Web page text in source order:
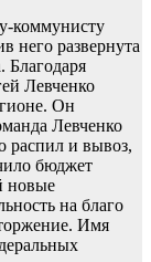
коммунисту
него развернута
Благодаря
Левченко
Он
Левченко
распил и вывоз,
бюджет
новые
на благо
Имя